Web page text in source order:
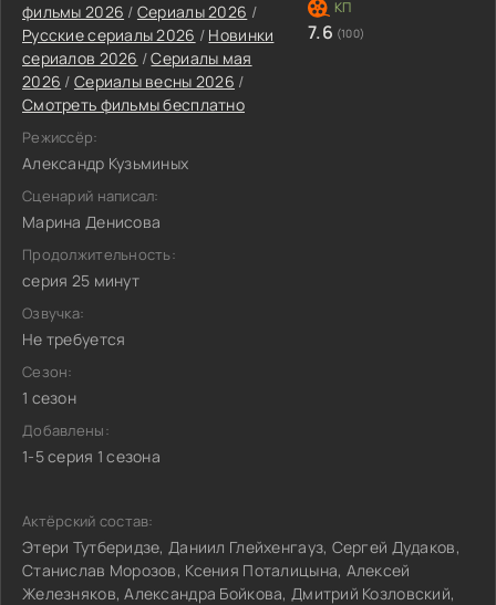
фильмы 2026 / Сериалы 2026 /
Русские сериалы 2026 / Новинки
сериалов 2026 /Сериалы мая
2026 / Сериалы весны 2026 /
Смотреть фильмы бесплатно
Режиссёр:
Александр Кузьминых
Сценарий написал:
Марина Денисова
Продолжительность:
серия 25 минут
Озвучка:
Не требуется
Сезон:
1 сезон
Добавлены:
1-5 серия 1 сезона
7.6 (100)
Актёрский состав:
Этери Тутберидзе, Даниил Глейхенгауз, Сергей Дудаков,
Станислав Морозов, Ксения Поталицына, Алексей
Железняков, Александра Бойкова, Дмитрий Козловский,